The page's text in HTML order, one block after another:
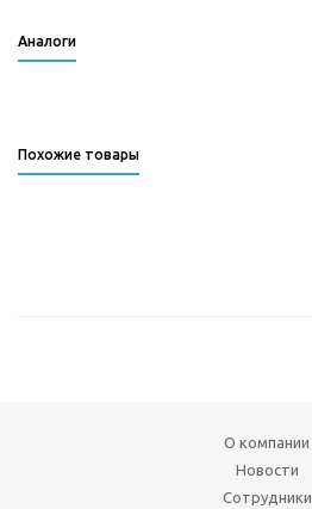
Аналоги
Похожие товары
О компании
Новости
Сотрудники